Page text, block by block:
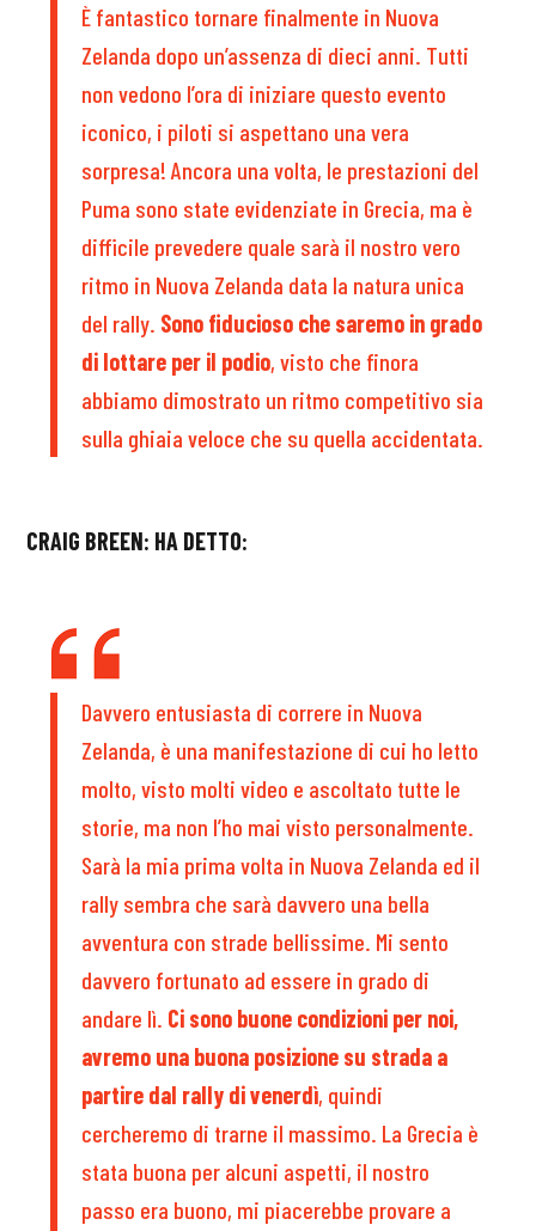
È fantastico tornare finalmente in Nuova
Zelanda dopo un’assenza di dieci anni. Tutti
non vedono l’ora di iniziare questo evento
iconico, i piloti si aspettano una vera
sorpresa! Ancora una volta, le prestazioni del
Puma sono state evidenziate in Grecia, ma è
difficile prevedere quale sarà il nostro vero
ritmo in Nuova Zelanda data la natura unica
del rally. Sono fiducioso che saremo in grado
di lottare per il podio, visto che finora
abbiamo dimostrato un ritmo competitivo sia
sulla ghiaia veloce che su quella accidentata.
CRAIG BREEN: HA DETTO:
Davvero entusiasta di correre in Nuova
Zelanda, è una manifestazione di cui ho letto
molto, visto molti video e ascoltato tutte le
storie, ma non l’ho mai visto personalmente.
Sarà la mia prima volta in Nuova Zelanda ed il
rally sembra che sarà davvero una bella
avventura con strade bellissime. Mi sento
davvero fortunato ad essere in grado di
andare lì. Ci sono buone condizioni per noi,
avremo una buona posizione su strada a
partire dal rally di venerdì, quindi
cercheremo di trarne il massimo. La Grecia è
stata buona per alcuni aspetti, il nostro
passo era buono, mi piacerebbe provare a